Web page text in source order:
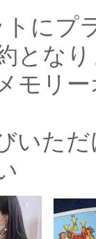
トにプ
とな
モリ
いた